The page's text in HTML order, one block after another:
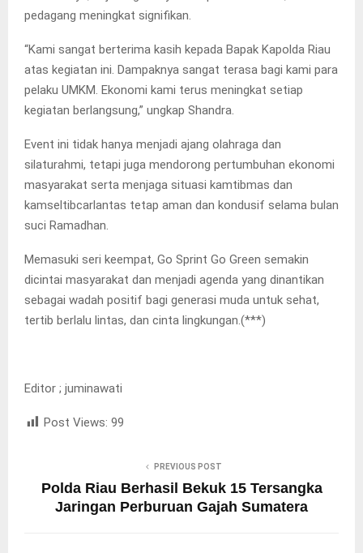
pedagang meningkat signifikan.
“Kami sangat berterima kasih kepada Bapak Kapolda Riau
atas kegiatan ini. Dampaknya sangat terasa bagi kami para
pelaku UMKM. Ekonomi kami terus meningkat setiap
kegiatan berlangsung,” ungkap Shandra.
Event ini tidak hanya menjadi ajang olahraga dan
silaturahmi, tetapi juga mendorong pertumbuhan ekonomi
masyarakat serta menjaga situasi kamtibmas dan
kamseltibcarlantas tetap aman dan kondusif selama bulan
suci Ramadhan.
Memasuki seri keempat, Go Sprint Go Green semakin
dicintai masyarakat dan menjadi agenda yang dinantikan
sebagai wadah positif bagi generasi muda untuk sehat,
tertib berlalu lintas, dan cinta lingkungan.(***)
Editor ; juminawati
Post Views: 99
PREVIOUS POST
Polda Riau Berhasil Bekuk 15 Tersangka
Jaringan Perburuan Gajah Sumatera